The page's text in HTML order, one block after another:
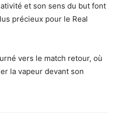
et son sens du but font
précieux pour le Real
vers le match retour, où
la vapeur devant son